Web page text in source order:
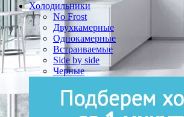
Холодильники
No Frost
Двухкамерные
Однокамерные
Встраиваемые
Side by side
Черные